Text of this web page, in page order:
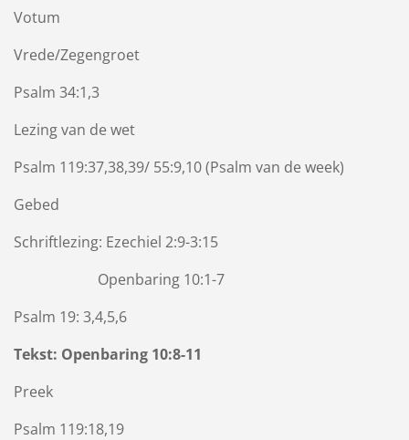
Votum
Vrede/Zegengroet
Psalm 34:1,3
Lezing van de wet
Psalm 119:37,38,39/ 55:9,10 (Psalm van de week)
Gebed
Schriftlezing: Ezechiel 2:9-3:15
Openbaring 10:1-7
Psalm 19: 3,4,5,6
Tekst: Openbaring 10:8-11
Preek
Psalm 119:18,19